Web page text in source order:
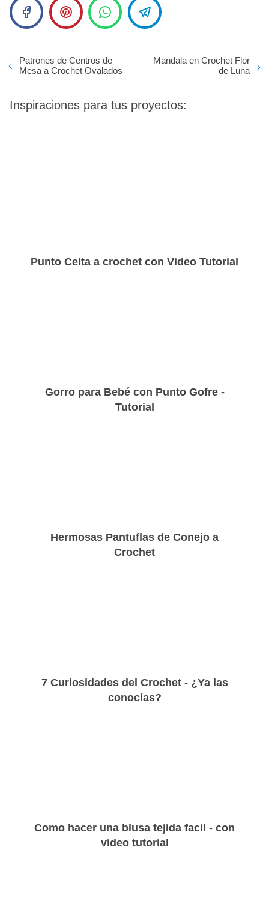
Patrones de Centros de
Mesa a Crochet Ovalados
Mandala en Crochet Flor
de Luna
Inspiraciones para tus proyectos:
Punto Celta a crochet con Video Tutorial
Gorro para Bebé con Punto Gofre -
Tutorial
Hermosas Pantuflas de Conejo a
Crochet
7 Curiosidades del Crochet - ¿Ya las
conocías?
Como hacer una blusa tejida facil - con
video tutorial